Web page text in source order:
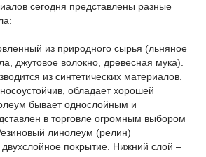
сегодня представлены разные
из природного сырья (льняное
джутовое волокно, древесная мука).
из синтетических материалов.
обладает хорошей
бывает однослойным и
в торговле огромным выбором
линолеум (релин)
двухслойное покрытие. Нижний слой –